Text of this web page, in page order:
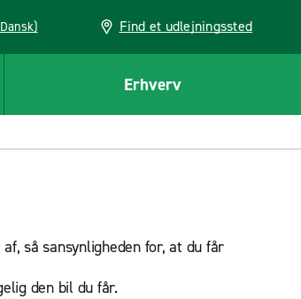
(Dansk) Find et udlejningssted
Erhverv
så sansynligheden for, at du får
den bil du får.